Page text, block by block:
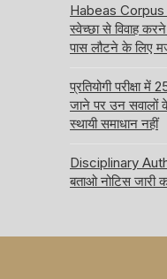
Habeas Corpus
स्वेच्छा से विवाह करने
पास लौटने के लिए
प्रतियोगी परीक्षा
जाने पर उन सवालों के
स्थायी समाधान नहीं
Disciplinary
बताओ नोटिस जारी